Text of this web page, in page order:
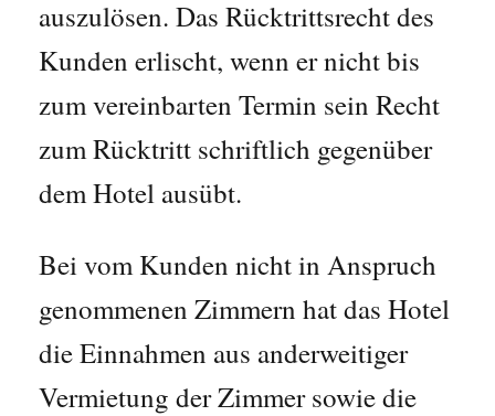
auszulösen. Das Rücktrittsrecht des
Kunden erlischt, wenn er nicht bis
zum vereinbarten Termin sein Recht
zum Rücktritt schriftlich gegenüber
dem Hotel ausübt.
Bei vom Kunden nicht in Anspruch
genommenen Zimmern hat das Hotel
die Einnahmen aus anderweitiger
Vermietung der Zimmer sowie die